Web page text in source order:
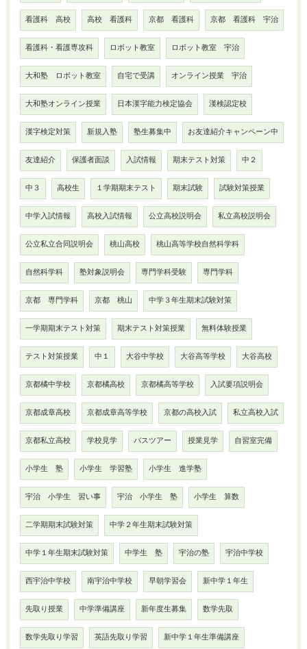
看護科 高校 高校 看護科 京都 看護科 京都 看護科 宇治
看護科・看護専攻科 ロボット教室 ロボット教室 宇治
大和塾 ロボット教室 自宅で受講 オンライン授業 宇治
大和塾オンライン授業 日本漢字能力検定協会 漢検認定校
漢字検定対策 新規入塾 塾生募集中 お友達紹介キャンペーン中
友達紹介 保護者面談 入試情報 期末テスト対策 中２
中３ 高校生 １学期期末テスト 期末試験 試験対策授業
中学入試情報 高校入試情報 公立高校説明会 私立高校説明会
公立私立合同説明会 桃山高校 桃山高等学校自然科学科
自然科学科 塾対象説明会 専門学科受験 専門学科
京都 専門学科 京都 桃山 中学３年生期末試験対策
一学期期末テスト対策 期末テスト対策授業 無料体験授業
テスト対策授業 中１ 大谷中学校 大谷高等学校 大谷高校
京都橘中学校 京都橘高校 京都橘高等学校 入試要項説明会
京都成章高校 京都成章高等学校 京都の高校入試 私立高校入試
京都私立高校 学校見学 バスツアー 授業見学 自習室完備
小学生 塾 小学生 学習塾 小学生 進学塾
宇治 小学生 習い事 宇治 小学生 塾 小学生 算数
二学期期末試験対策 中学２年生期末試験対策
中学１年生期末試験対策 中学生 塾 宇治の塾 宇治中学校
西宇治中学校 南宇治中学校 早朝学習会 新中学１年生
先取り授業 中学準備講座 新年度生募集 数学先取
数学先取り学習 英語先取り学習 新中学１年生準備講座